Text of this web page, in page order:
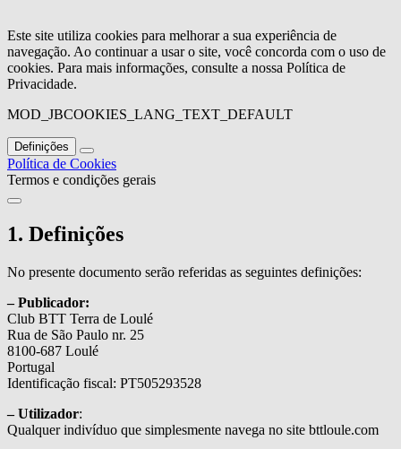
Este site utiliza cookies para melhorar a sua experiência de
navegação. Ao continuar a usar o site, você concorda com o uso de
cookies. Para mais informações, consulte a nossa Política de
Privacidade.
MOD_JBCOOKIES_LANG_TEXT_DEFAULT
Definições
Política de Cookies
Termos e condições gerais
1. Definições
No presente documento serão referidas as seguintes definições:
– Publicador:
Club BTT Terra de Loulé
Rua de São Paulo nr. 25
8100-687 Loulé
Portugal
Identificação fiscal: PT505293528
– Utilizador:
Qualquer indivíduo que simplesmente navega no site bttloule.com